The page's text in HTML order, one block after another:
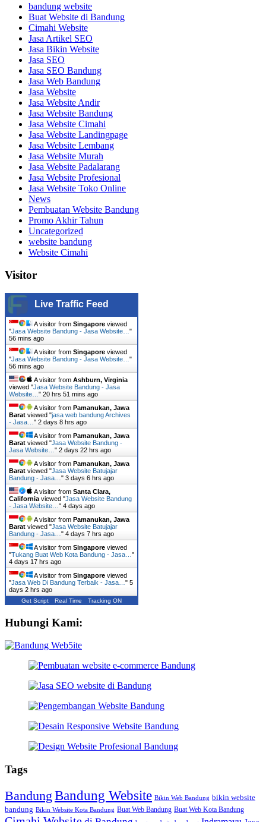
bandung website
Buat Website di Bandung
Cimahi Website
Jasa Artikel SEO
Jasa Bikin Website
Jasa SEO
Jasa SEO Bandung
Jasa Web Bandung
Jasa Website
Jasa Website Andir
Jasa Website Bandung
Jasa Website Cimahi
Jasa Website Landingpage
Jasa Website Lembang
Jasa Website Murah
Jasa Website Padalarang
Jasa Website Profesional
Jasa Website Toko Online
News
Pembuatan Website Bandung
Promo Akhir Tahun
Uncategorized
website bandung
Website Cimahi
Visitor
Live Traffic Feed
A visitor from Singapore viewed
"Jasa Website Bandung - Jasa Website… "
56 mins ago
A visitor from Singapore viewed
"Jasa Website Bandung - Jasa Website… "
56 mins ago
A visitor from Ashburn, Virginia
viewed "Jasa Website Bandung - Jasa
Website… " 20 hrs 51 mins ago
A visitor from Pamanukan, Jawa
Barat viewed "jasa web bandung Archives
- Jasa… " 2 days 8 hrs ago
A visitor from Pamanukan, Jawa
Barat viewed "Jasa Website Bandung -
Jasa Website… " 2 days 22 hrs ago
A visitor from Pamanukan, Jawa
Barat viewed "Jasa Website Batujajar
Bandung - Jasa… " 3 days 6 hrs ago
A visitor from Santa Clara,
California viewed "Jasa Website Bandung
- Jasa Website… " 4 days ago
A visitor from Pamanukan, Jawa
Barat viewed "Jasa Website Batujajar
Bandung - Jasa… " 4 days 7 hrs ago
A visitor from Singapore viewed
"Tukang Buat Web Kota Bandung - Jasa… "
4 days 17 hrs ago
A visitor from Singapore viewed
"Jasa Web Di Bandung Terbaik - Jasa… " 5
days 2 hrs ago
Get Script Real Time Tracking ON
Hubungi Kami:
Tags
Bandung Bandung Website Bikin Web Bandung bikin website
bandung Bikin Website Kota Bandung Buat Web Bandung Buat Web Kota Bandung